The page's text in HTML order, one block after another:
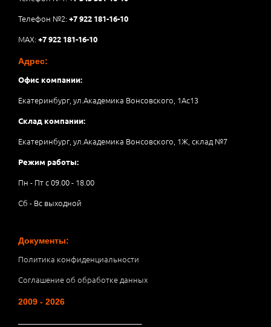
Телефон №2:+7 922 181-16-10
MAX:+7 922 181-16-10
Адрес:
Офис компании:
Екатеринбург, ул.Академика Вонсовского, 1Аc13
Склад компании:
Екатеринбург, ул.Академика Вонсовского, 1Ж, склад №7
Режим работы:
Пн - Пт с 09.00 - 18.00
Сб - Вс выходной
Документы:
Политика конфиденциальности
Соглашение об обработке данных
2009 - 2026